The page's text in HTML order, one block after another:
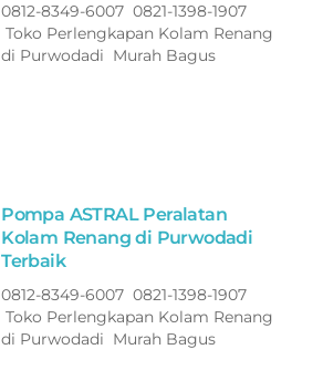
0812-8349-6007 0821-1398-1907
Toko Perlengkapan Kolam Renang
di Purwodadi Murah Bagus
Pompa ASTRAL Peralatan
Kolam Renang di Purwodadi
Terbaik
0812-8349-6007 0821-1398-1907
Toko Perlengkapan Kolam Renang
di Purwodadi Murah Bagus